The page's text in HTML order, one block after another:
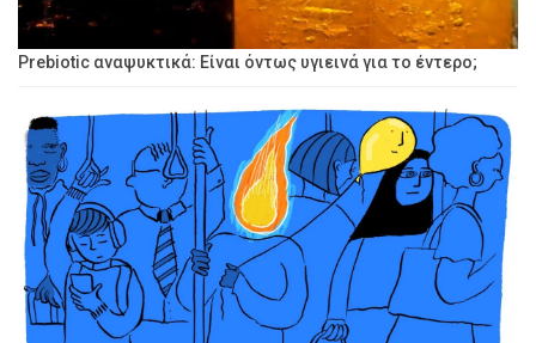
Prebiotic αναψυκτικά: Είναι όντως υγιεινά για το έντερο;